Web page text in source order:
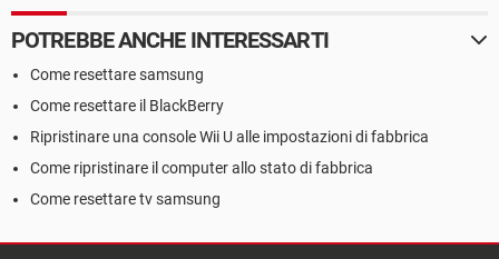
POTREBBE ANCHE INTERESSARTI
Come resettare samsung
Come resettare il BlackBerry
Ripristinare una console Wii U alle impostazioni di fabbrica
Come ripristinare il computer allo stato di fabbrica
Come resettare tv samsung